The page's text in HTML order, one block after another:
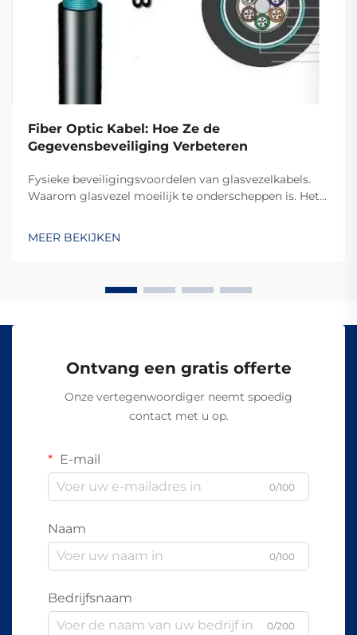
Fiber Optic Kabel: Hoe Ze de
Gegevensbeveiliging Verbeteren
Fysieke beveiligingsvoordelen van glasvezelkabels.
Waarom glasvezel moeilijk te onderscheppen is. Het
gegevens verzenden via licht in plaats van elektrische
MEER BEKIJKEN
Ontvang een gratis offerte
Onze vertegenwoordiger neemt spoedig
contact met u op.
E-mail
0/100
Naam
0/100
Bedrijfsnaam
0/200